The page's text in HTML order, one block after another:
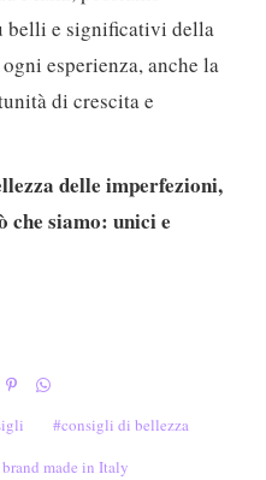
belli e significativi della
esperienza, anche la
di crescita e
delle imperfezioni,
siamo: unici e
consigli di bellezza
made in Italy